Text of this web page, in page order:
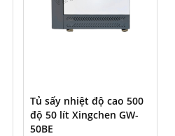
Tủ sấy nhiệt độ cao 500
độ 50 lít Xingchen GW-
50BE